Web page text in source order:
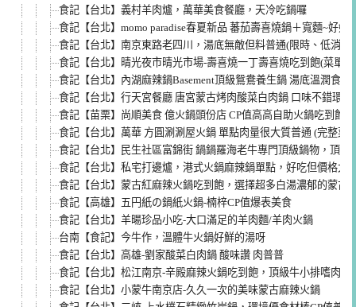
食記【台北】義村羊肉爐，萬華美食餐廳，天冷吃鍋囉
食記【台北】momo paradise春夏新品 蕃茄壽喜燒鍋＋寬麵~好好
食記【台北】南京東路老四川，湯底無敵但料普通(限時、低消、
食記【台北】晴光夜市晴光市場-壽喜燒一丁壽喜燒吃到飽(菜單
食記【台北】內湖麻辣鍋Basement頂級鴛鴦養生鍋 湯底溫潤食材
食記【台北】行天宮餐廳 唐宮蒙古烤肉酸菜白肉鍋 口味不錯環境
食記【苗栗】尚順美食 億火鍋頭份店 CP值高高自助火鍋吃到飽
食記【台北】萬華 方圓涮涮屋火鍋 單點肉量很大質普通 (完整菜
食記【台北】民生社區富錦街 鍋鍋羅海老牛專門頂級鍋物，頂級
食記【台北】私宅打邊爐，港式火鍋麻辣鍋單點，好吃但價格太
食記【台北】蒙古紅麻辣火鍋吃到飽，選擇超多白湯濃郁的蒙古
食記【高雄】五円紙の鍋紙火鍋-楠梓CP值爆表美食
食記【台北】羊暘珍品小吃-大口滿足的羊肉麵/羊肉火鍋
台南【食記】今牛作，溫體牛火鍋好鮮的湯呀
食記【台北】高雄-劉家酸菜白肉鍋 酸味讚 肉普普
食記【台北】松江南京-辛殿麻辣火鍋吃到飽，頂級牛小排嗜肉者
食記【台北】小蒙牛南京店-久久一次的美味蒙古麻辣火鍋